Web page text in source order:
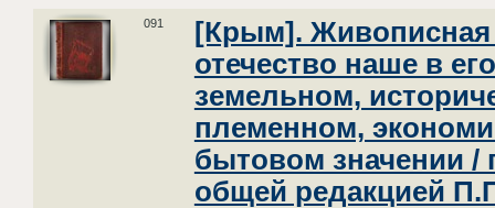
091
[Крым]. Живописная
отечество наше в его
земельном,
племенном,
бытовом значении /
общей редакцией